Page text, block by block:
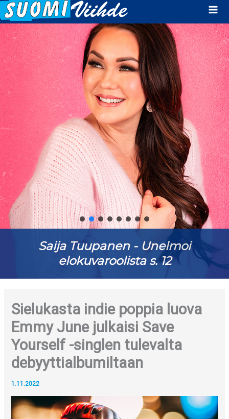
Saija Tuupanen - Unelmoi
elokuvaroolista s. 12
Sielukasta indie poppia luova
Emmy June julkaisi Save
Yourself -singlen tulevalta
debyyttialbumiltaan
1.11.2022